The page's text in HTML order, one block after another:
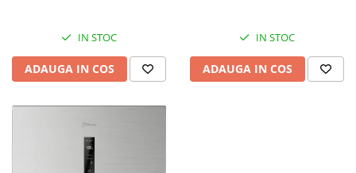
IN STOC
ADAUGA IN COS
IN STOC
ADAUGA IN COS